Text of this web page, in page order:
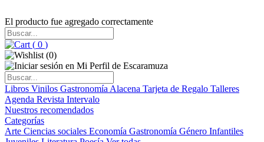
El producto fue agregado correctamente
( 0 )
(0)
Libros Vinilos Gastronomía Alacena Tarjeta de Regalo Talleres
Agenda Revista Intervalo
Nuestros recomendados
Categorías
Arte Ciencias sociales Economía Gastronomía Género Infantiles